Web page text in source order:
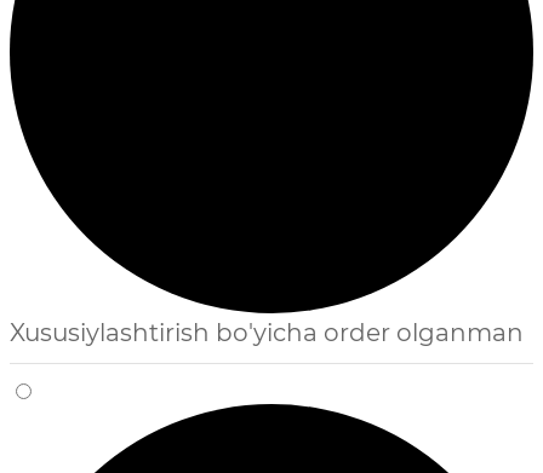
Xususiylashtirish bo'yicha order olganman